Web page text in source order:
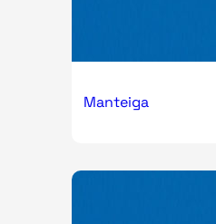
Manteiga